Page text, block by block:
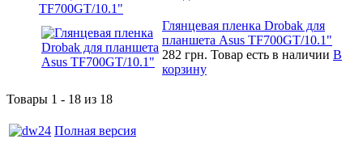
TF700GT/10.1"
Глянцевая пленка Drobak для
планшета Asus TF700GT/10.1"
282 грн. Товар есть в наличии В
корзину
Товары 1 - 18 из 18
Полная версия